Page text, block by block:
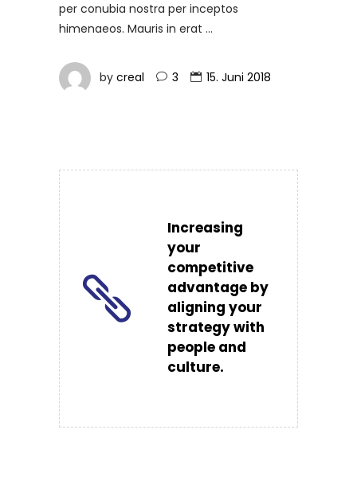
per conubia nostra per inceptos
himenaeos. Mauris in erat
by creal 3 15. Juni 2018
Increasing
your
competitive
advantage by
aligning your
strategy with
people and
culture.